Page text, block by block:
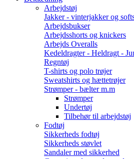
Arbejdstøj
Jakker - vinterjakker og
Arbejdsbukser
Arbejdsshorts og knickers
Arbejds Overalls
Kedeldragter - Heldragt -
Regntøj
T-shirts og polo trøjer
Sweatshirts og hættetrøjer
Strømper - bælter m.m
Strømper
Undertøj
Tilbehør til arbejdstøj
Fodtøj
Sikkerheds fodtøj
Sikkerheds støvlet
Sandaler med sikkerhed